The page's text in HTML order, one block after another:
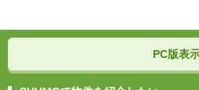
PC版表